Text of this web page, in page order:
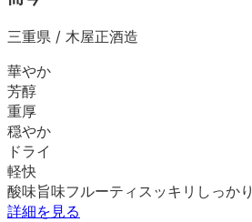
三重県 / 木屋正酒造
華やか
芳醇
重厚
穏やか
ドライ
軽快
酸味旨味フルーティ スッキリ しっかり
詳細を見る